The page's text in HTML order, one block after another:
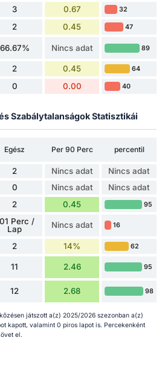
3 0.67 32
2 0.45 47
66.67% Nincs adat 89
2 0.45 64
0 0.00 40
Szabálytalanságok Statisztikái
Egész Per 90 Perc percentil
2 Nincs adat Nincs adat
0 Nincs adat Nincs adat
2 0.45 95
Perc /
Lap
Nincs adat 16
2 14% 62
11 2.46 95
12 2.68 98
játszott a(z) 2025/2026 szezonban a(z)
kapott, valamint 0 piros lapot is. Percekenként
el.